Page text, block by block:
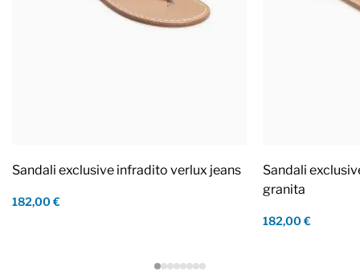
Sandali exclusive infradito verlux jeans
182,00 €
Sandali
granita
182,00 €